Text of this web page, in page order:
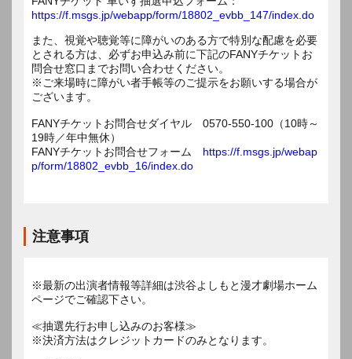
https://f.msgs.jp/webapp/form/18802_evbb_147/index.do
また、視覚や聴覚等に障がいのある方で特別な配慮を必要
とされる方は、必ずお申込み前に下記のFANYチケットお
問合せ窓口までお問い合わせください。
※ご来場時に障がい者手帳等のご提示をお願いする場合が
ございます。
FANYチケットお問合せダイヤル 0570-550-100（10時～
19時／年中無休）
FANYチケットお問合せフォーム https://f.msgs.jp/webap
p/form/18802_evbb_16/index.do
注意事項
※最新の出演者情報等詳細は渋谷よしもと漫才劇場ホーム
ページでご確認下さい。
≪抽選先行お申し込みのお客様≫
※決済方法はクレジットカードのみとなります。